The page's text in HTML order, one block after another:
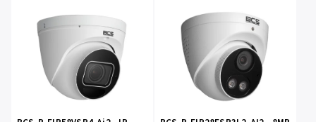
Legdrágább
Legnépszerűbb
termékek
ABC szerint